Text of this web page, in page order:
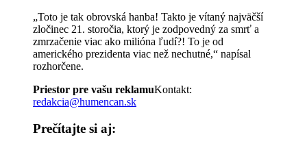
„Toto je tak obrovská hanba! Takto je vítaný najväčší
zločinec 21. storočia, ktorý je zodpovedný za smrť a
zmrzačenie viac ako milióna ľudí?! To je od
amerického prezidenta viac než nechutné,“ napísal
rozhorčene.
Priestor pre vašu reklamuKontakt:
redakcia@humencan.sk
Prečítajte si aj: